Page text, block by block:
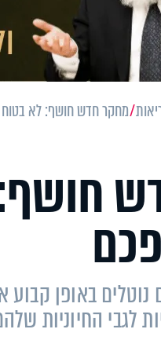
מחקר חדש חושף: לא בטוח
חושף:
באופן
לגבי החיוניות